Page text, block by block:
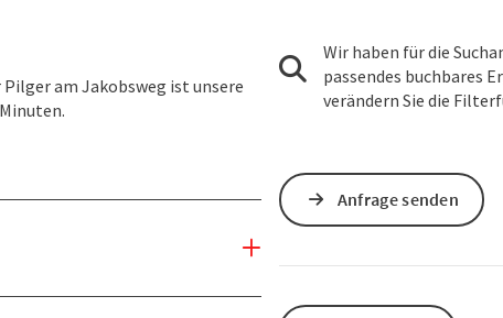
am Jakobsweg ist unsere
Wir haben für die
passendes buchbares
verändern Sie die
Anfrage senden